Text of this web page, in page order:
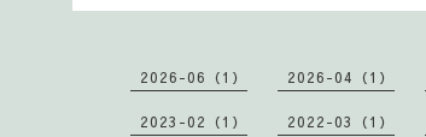
2026-06（1） 2026-04（1）
2023-02（1） 2022-03（1）